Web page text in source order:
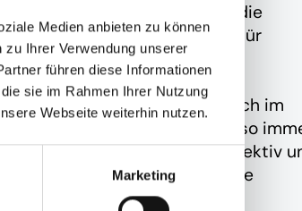
Medien anbieten zu können
Ihrer Verwendung unserer
führen diese Informationen
sie im Rahmen Ihrer Nutzung
Webseite weiterhin nutzen.
Marketing
Büro einfach mit und genieße die
die PASCOM Mobile Apps für
bieten. Damit wird Dein
Tablet zur vollwertigen
Telefonanlage – natürlich im
Dein Team bleibt so
und kann von überall aus effektiv
ohne dabei auf wichtige
verzichten zu müssen.